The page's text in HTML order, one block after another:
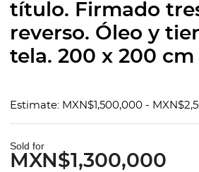
título. Firmado
reverso. Óleo y
tela. 200 x 200 cm
Estimate: MXN$1,500,000 -
Sold for
MXN$1,300,000